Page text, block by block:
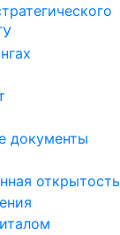
документы
открытость